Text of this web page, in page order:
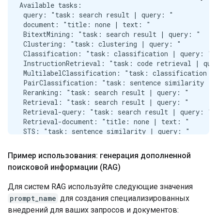
Available tasks:
query: "task: search result | query: "
document: "title: none | text: "
BitextMining: "task: search result | query: "
Clustering: "task: clustering | query: "
Classification: "task: classification | query: "
InstructionRetrieval: "task: code retrieval |
MultilabelClassification: "task: classification
PairClassification: "task: sentence similarity |
Reranking: "task: search result | query: "
Retrieval: "task: search result | query: "
Retrieval-query: "task: search result | query: "
Retrieval-document: "title: none | text: "
STS: "task: sentence similarity | query: "
🙋‍♂️
['The chef prepared a delicious meal for the
🙋‍♂️
['She is an expert in machine learning.', 'He
`-> 🤖 score:  0.6425841
Пример использования: генерация дополненной
поисковой информации (RAG)
Для систем RAG используйте следующие значения
prompt_name для создания специализированных
внедрений для ваших запросов и документов: